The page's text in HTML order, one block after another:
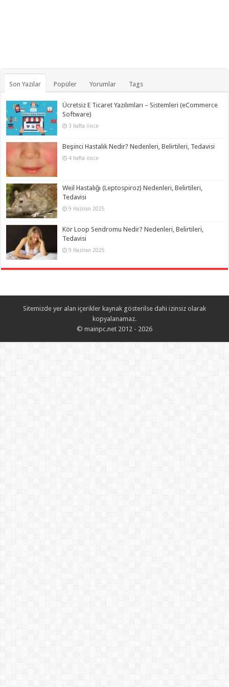
Son Yazılar Popüler Yorumlar Tags
Ücretsiz E Ticaret Yazılımları – Sistemleri (eCommerce
Software)
3 hafta önce
Beşinci Hastalık Nedir? Nedenleri, Belirtileri, Tedavisi
4 hafta önce
Weil Hastalığı (Leptospiroz) Nedenleri, Belirtileri,
Tedavisi
9 Haziran 2025
Kör Loop Sendromu Nedir? Nedenleri, Belirtileri,
Tedavisi
9 Haziran 2025
Sitemizde yer alan içerikler kaynak gösterilse dahi izinsiz olarak
kopyalanamaz.
© mainpc.net 2012 - 2026